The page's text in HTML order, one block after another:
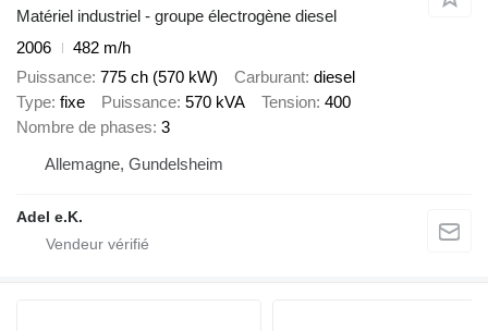
Matériel industriel - groupe électrogène diesel
2006
482 m/h
Puissance 775 ch (570 kW) Carburant diesel
Type fixe Puissance 570 kVA Tension 400
Nombre de phases 3
Allemagne, Gundelsheim
Adel e.K.